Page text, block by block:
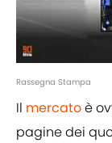
Rassegna Stampa
Il mercatoè
pagine dei